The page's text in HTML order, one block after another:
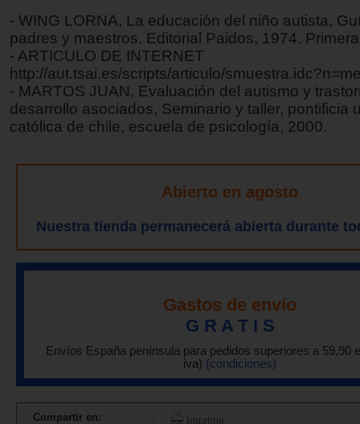
- WING LORNA, La educación del niño autista,
padres y maestros. Editorial Paidos, 1974.
- ARTICULO DE INTERNET
http://aut.tsai.es/scripts/articulo/
- MARTOS JUAN, Evaluación del autismo y
desarrollo asociados, Seminario y taller, pontificia
católica de chile, escuela de psicología, 2000.
Abierto en agosto
Nuestra tienda permanecerá abierta durante
Gastos de envío
G R A T I S
Envíos España península para pedidos superiores a 59,90
iva) (condiciones)
Compartir en:
Imprimir